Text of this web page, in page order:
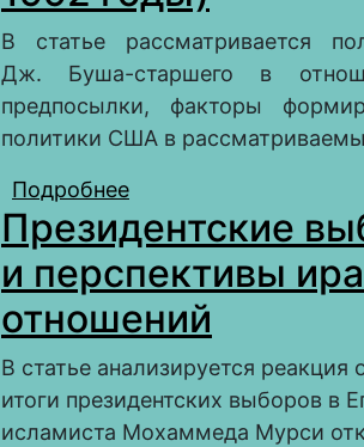
В статье рассматривается
Дж. Буша-старшего в
предпосылки, факторы
политики США в
Подробнее
старшего (1989–1992
Президентские
и перспективы
отношений
В статье анализируется
итоги президентских выборов в
исламиста Мохаммеда Мурси